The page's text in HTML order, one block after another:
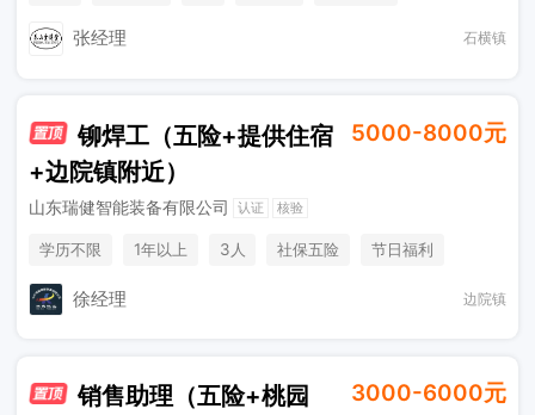
张经理 石横镇
铆焊工（五险+提供住宿
+边院镇附近）
5000-8000元
山东瑞健智能装备有限公司 认证 核验
学历不限 1年以上 3人 社保五险
节日福利
奖励计划
徐经理 边院镇
销售助理（五险+桃园
3000-6000元